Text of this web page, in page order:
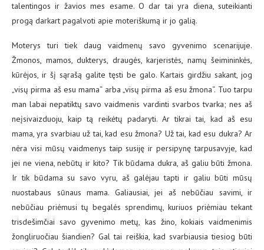
talentingos ir žavios mes esame. O dar tai yra diena, suteikianti
progą darkart pagalvoti apie moteriškumą ir jo galią.
Moterys turi tiek daug vaidmenų savo gyvenimo scenarijuje.
Žmonos, mamos, dukterys, draugės, karjeristės, namų šeimininkės,
kūrėjos, ir šį sąrašą galite tęsti be galo. Kartais girdžiu sakant, jog
„visų pirma aš esu mama“ arba „visų pirma aš esu žmona“. Tuo tarpu
man labai nepatiktų savo vaidmenis vardinti svarbos tvarka; nes aš
neįsivaizduoju, kaip tą reikėtų padaryti. Ar tikrai tai, kad aš esu
mama, yra svarbiau už tai, kad esu žmona? Už tai, kad esu dukra? Ar
nėra visi mūsų vaidmenys taip susiję ir persipynę tarpusavyje, kad
jei ne viena, nebūtų ir kito? Tik būdama dukra, aš galiu būti žmona.
Ir tik būdama su savo vyru, aš galėjau tapti ir galiu būti mūsų
nuostabaus sūnaus mama. Galiausiai, jei aš nebūčiau savimi, ir
nebūčiau priėmusi tų begalės sprendimų, kuriuos priėmiau tekant
trisdešimčiai savo gyvenimo metų, kas žino, kokiais vaidmenimis
žongliruočiau šiandien? Gal tai reiškia, kad svarbiausia tiesiog būti